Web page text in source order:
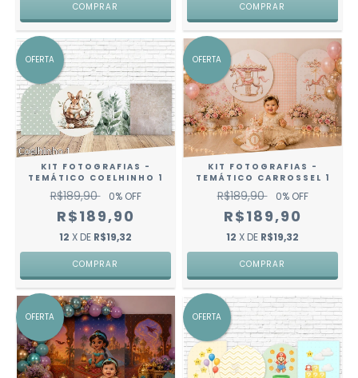
OFERTA
KIT FOTOGRAFIAS -
TEMÁTICO COELHINHO 1
R$189,90 0% OFF
R$189,90
12 X DE R$19,32
OFERTA
KIT FOTOGRAFIAS -
TEMÁTICO CARROSSEL 1
R$189,90 0% OFF
R$189,90
12 X DE R$19,32
OFERTA OFERTA